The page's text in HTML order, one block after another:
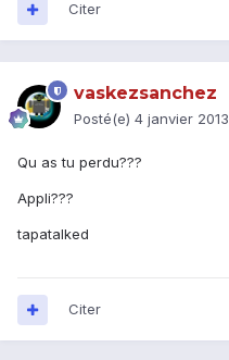
Citer
vaskezsanchez
Posté(e) 4 janvier 2013
Qu as tu perdu???
Appli???
tapatalked
Citer